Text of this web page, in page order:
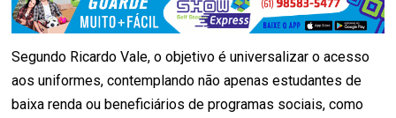
Segundo Ricardo Vale, o objetivo é universalizar o acesso
aos uniformes, contemplando não apenas estudantes de
baixa renda ou beneficiários de programas sociais, como